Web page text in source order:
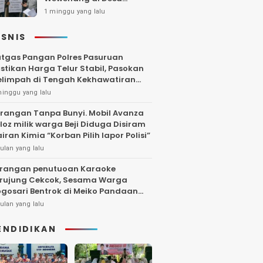
Gambiran, Isu Narkoba
1 minggu yang lalu
Pangan Polres Pasuruan
Harga Telur Stabil, Pasokan
di Tengah Kekhawatiran
yang lalu
Tanpa Bunyi. Mobil Avanza
milik warga Beji Diduga Disiram
Kimia “Korban Pilih lapor Polisi”
yang lalu
penutuoan Karaoke
Cekcok, Sesama Warga
Bentrok di Meiko Pandaan
Larut Malam
yang lalu